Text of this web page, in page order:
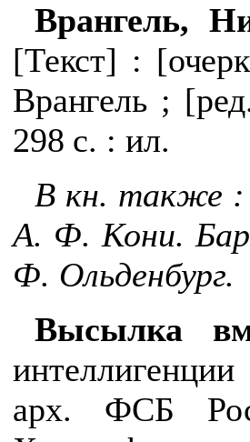
Врангель,
[Текст] :
Врангель ;
298 с. : ил.
В кн. также :
А. Ф. Кони.
Ф. Ольденбург.
Высылка
арх. ФСБ